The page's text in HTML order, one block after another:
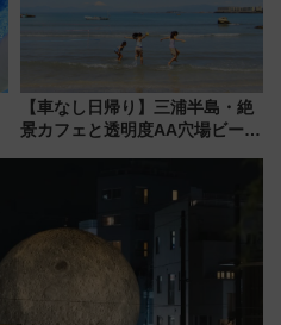
【車なし日帰り】三浦半島・絶
景カフェと透明度AA穴場ビーチ